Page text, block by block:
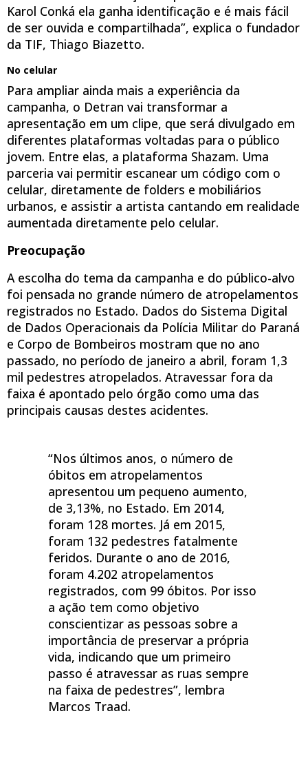
Karol Conká ela ganha identificação e é mais fácil
de ser ouvida e compartilhada”, explica o fundador
da TIF, Thiago Biazetto.
No celular
Para ampliar ainda mais a experiência da
campanha, o Detran vai transformar a
apresentação em um clipe, que será divulgado em
diferentes plataformas voltadas para o público
jovem. Entre elas, a plataforma Shazam. Uma
parceria vai permitir escanear um código com o
celular, diretamente de folders e mobiliários
urbanos, e assistir a artista cantando em realidade
aumentada diretamente pelo celular.
Preocupação
A escolha do tema da campanha e do público-alvo
foi pensada no grande número de atropelamentos
registrados no Estado. Dados do Sistema Digital
de Dados Operacionais da Polícia Militar do Paraná
e Corpo de Bombeiros mostram que no ano
passado, no período de janeiro a abril, foram 1,3
mil pedestres atropelados. Atravessar fora da
faixa é apontado pelo órgão como uma das
principais causas destes acidentes.
“Nos últimos anos, o número de
óbitos em atropelamentos
apresentou um pequeno aumento,
de 3,13%, no Estado. Em 2014,
foram 128 mortes. Já em 2015,
foram 132 pedestres fatalmente
feridos. Durante o ano de 2016,
foram 4.202 atropelamentos
registrados, com 99 óbitos. Por isso
a ação tem como objetivo
conscientizar as pessoas sobre a
importância de preservar a própria
vida, indicando que um primeiro
passo é atravessar as ruas sempre
na faixa de pedestres”, lembra
Marcos Traad.